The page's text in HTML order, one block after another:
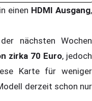
einen HDMI Ausgang,
nächsten Wochen
zirka 70 Euro, jedoch
Karte für weniger
derzeit schon nur